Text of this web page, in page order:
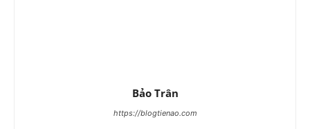
Bảo Trân
https://blogtienao.com